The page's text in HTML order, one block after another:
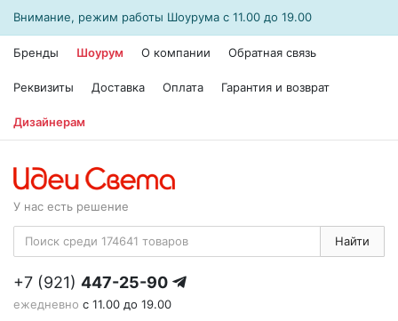
Внимание, режим работы Шоурума с 11.00 до 19.00
Бренды Шоурум О компании Обратная связь
Реквизиты Доставка Оплата Гарантия и возврат
Дизайнерам
У нас есть решение
Найти
+7 (921) 447-25-90
ежедневно с 11.00 до 19.00